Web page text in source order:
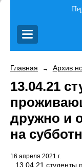
Главная → Архив
13.04.21
дружно и
на
16 апреля 2021 г.
13.04.21